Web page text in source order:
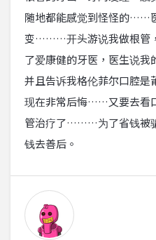
随地都能感觉到怪怪的……
变………开头游说我做根管
了爱康健的牙医，医生说
并且告诉我格伦菲尔口腔
现在非常后悔……又要去看
管治疗了………为了省钱被
钱去善后。